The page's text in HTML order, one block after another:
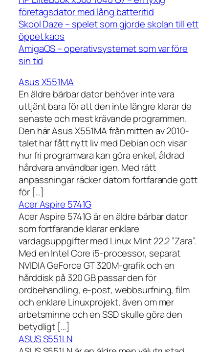
företagsdator med lång batteritid
Skool Daze – spelet som gjorde skolan till ett
öppet kaos
AmigaOS – operativsystemet som var före
sin tid
Asus X551MA
En äldre bärbar dator behöver inte vara
uttjänt bara för att den inte längre klarar de
senaste och mest krävande programmen.
Den här Asus X551MA från mitten av 2010-
talet har fått nytt liv med Debian och visar
hur fri programvara kan göra enkel, åldrad
hårdvara användbar igen. Med rätt
anpassningar räcker datorn fortfarande gott
för […]
Acer Aspire 5741G
Acer Aspire 5741G är en äldre bärbar dator
som fortfarande klarar enklare
vardagsuppgifter med Linux Mint 22.2 ”Zara”.
Med en Intel Core i5-processor, separat
NVIDIA GeForce GT 320M-grafik och en
hårddisk på 320 GB passar den för
ordbehandling, e-post, webbsurfning, film
och enklare Linuxprojekt, även om mer
arbetsminne och en SSD skulle göra den
betydligt […]
ASUS S551LN